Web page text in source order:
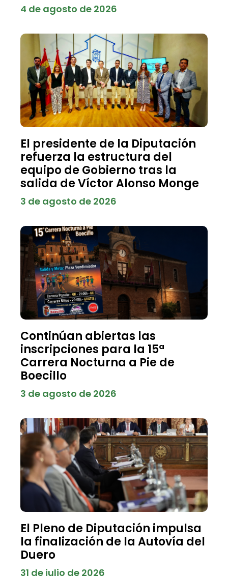
4 de agosto de 2026
El presidente de la Diputación
refuerza la estructura del
equipo de Gobierno tras la
salida de Víctor Alonso Monge
3 de agosto de 2026
Continúan abiertas las
inscripciones para la 15ª
Carrera Nocturna a Pie de
Boecillo
3 de agosto de 2026
El Pleno de Diputación impulsa
la finalización de la Autovía del
Duero
31 de julio de 2026